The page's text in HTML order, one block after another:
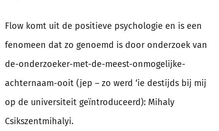
Flow komt uit de positieve psychologie en is een
fenomeen dat zo genoemd is door onderzoek van
de-onderzoeker-met-de-meest-onmogelijke-
achternaam-ooit (jep – zo werd ‘ie destijds bij mij
op de universiteit geïntroduceerd): Mihaly
Csikszentmihalyi.